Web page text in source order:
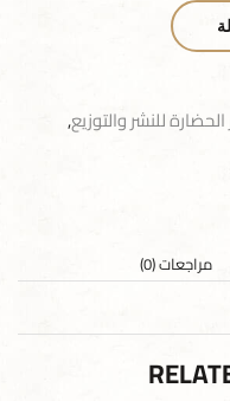
الحضارة للنشر والتوزيع,
مراجعات (0)